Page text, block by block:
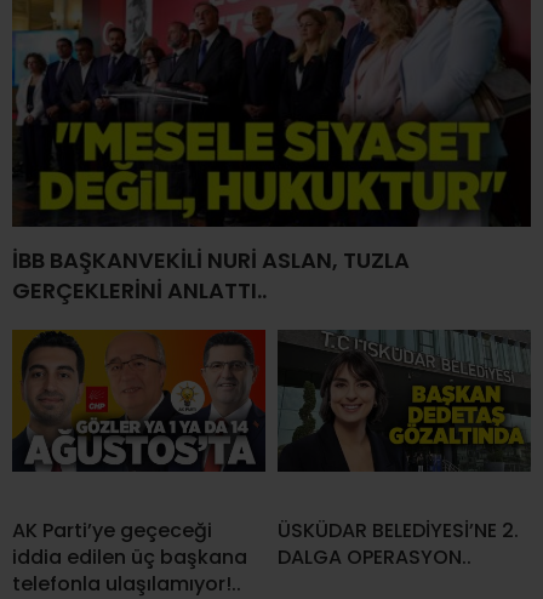
İBB BAŞKANVEKİLİ NURİ ASLAN, TUZLA
GERÇEKLERİNİ ANLATTI..
AK Parti’ye geçeceği
iddia edilen üç başkana
telefonla ulaşılamıyor!..
ÜSKÜDAR BELEDİYESİ’NE 2.
DALGA OPERASYON..